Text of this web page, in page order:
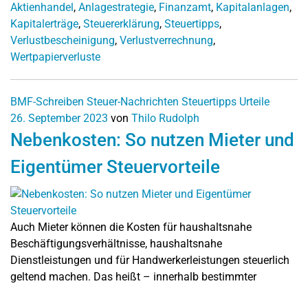
Aktienhandel, Anlagestrategie, Finanzamt, Kapitalanlagen,
Kapitalerträge, Steuererklärung, Steuertipps,
Verlustbescheinigung, Verlustverrechnung,
Wertpapierverluste
BMF-Schreiben Steuer-Nachrichten Steuertipps Urteile
26. September 2023 von Thilo Rudolph
Nebenkosten: So nutzen Mieter und
Eigentümer Steuervorteile
Auch Mieter können die Kosten für haushaltsnahe
Beschäftigungsverhältnisse, haushaltsnahe
Dienstleistungen und für Handwerkerleistungen steuerlich
geltend machen. Das heißt – innerhalb bestimmter